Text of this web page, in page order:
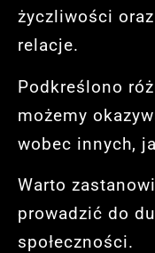
życzliwości
relacje.
Podkreślono
możemy
wobec innych,
Warto
prowadzić do
społeczności.